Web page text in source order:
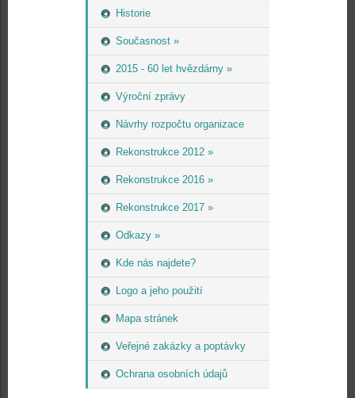
Historie
Současnost »
2015 - 60 let hvězdárny »
Výroční zprávy
Návrhy rozpočtu organizace
Rekonstrukce 2012 »
Rekonstrukce 2016 »
Rekonstrukce 2017 »
Odkazy »
Kde nás najdete?
Logo a jeho použití
Mapa stránek
Veřejné zakázky a poptávky
Ochrana osobních údajů